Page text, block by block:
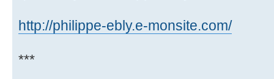
http://philippe-ebly.e-monsite.com/
***